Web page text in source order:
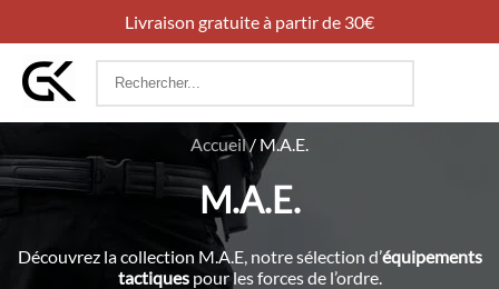
Livraison gratuite à partir de 30€
Rechercher
Accueil/ M.A.E.
M.A.E.
Découvrez la collection M.A.E, notre sélection d’équipements
tactiquespour les forces de l’ordre.